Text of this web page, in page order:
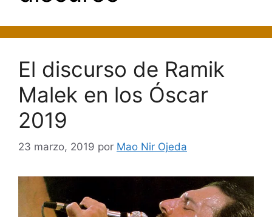
El discurso de Ramik
Malek en los Óscar
2019
23 marzo, 2019 por Mao Nir Ojeda